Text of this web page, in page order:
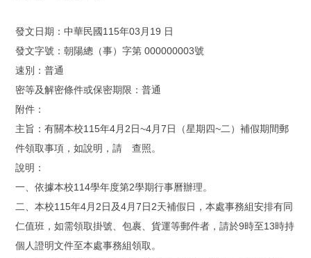
發文日期：中華民國115年03月19 日
發文字號：朝陽總（事）字第 000000003號
速別：普通
密等及解密條件或保密期限：普通
附件：
主旨：有關本校115年4月2日~4月7日（星期四~二）補假期間郵
件領取事項，如說明，請 查照。
說明：
一、依據本校114學年度第2學期行事曆辦理。
二、本校115年4月2日及4月7日2天補假日，本處事務組安排有同
仁值班，如需領取掛號、包裹、貨運等郵件者，請於9時至13時持
個人證明文件至本處事務組領取。